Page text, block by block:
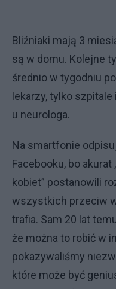
Bliźniaki mają 3
są w domu. Kolejne
średnio w tygodniu
lekarzy, tylko
u neurologa.
Na smartfonie
Facebooku, bo akurat
kobiet” postanowili
wszystkich przeciw
trafia. Sam 20 lat
że można to robić w
pokazywaliśmy
które może być